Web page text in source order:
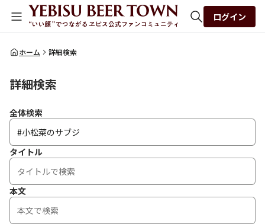
全体検索
ログイン
ホーム 詳細検索
詳細検索
全体検索
タイトル
本文